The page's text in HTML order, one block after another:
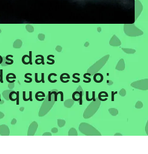
das
sucesso:
quem quer